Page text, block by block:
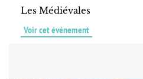
Les Médiévales
Voir cet événement